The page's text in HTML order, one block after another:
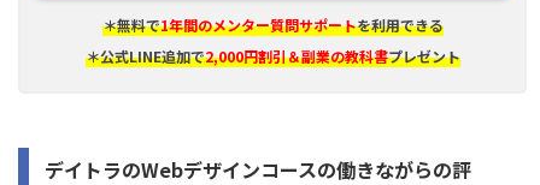
＊無料で1年間のメンター質問サポートを利用できる
＊公式LINE追加で2,000円割引＆副業の教科書プレゼント
デイトラのWebデザインコースの働きながらの評